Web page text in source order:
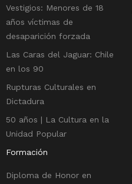
Vestigios: Menores de 18
años víctimas de
desaparición forzada
Las Caras del Jaguar: Chile
en los 90
Rupturas Culturales en
Dictadura
50 años | La Cultura en la
Unidad Popular
Formación
Diploma de Honor en